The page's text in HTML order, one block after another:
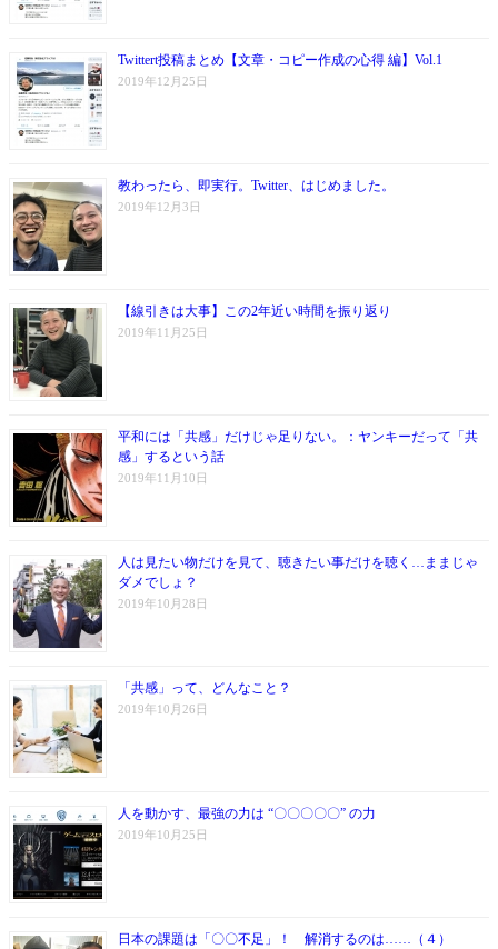
Twittert投稿まとめ【文章・コピー作成の心得 編】Vol.1
2019年12月25日
教わったら、即実行。Twitter、はじめました。
2019年12月3日
【線引きは大事】この2年近い時間を振り返り
2019年11月25日
平和には「共感」だけじゃ足りない。：ヤンキーだって「共
感」するという話
2019年11月10日
人は見たい物だけを見て、聴きたい事だけを聴く…ままじゃ
ダメでしょ？
2019年10月28日
「共感」って、どんなこと？
2019年10月26日
人を動かす、最強の力は “〇〇〇〇〇” の力
2019年10月25日
日本の課題は「〇〇不足」！ 解消するのは……（４）